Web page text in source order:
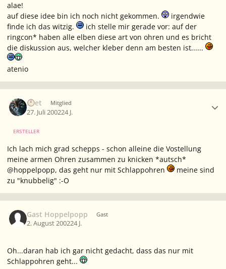
alae!
auf diese idee bin ich noch nicht gekommen.
irgendwie
finde ich das witzig.
ich stelle mir gerade vor: auf der
ringcon* haben alle elben diese art von ohren und es bricht
die diskussion aus, welcher kleber denn am besten ist......
atenio
Aset Mitglied
27. Juli 200224 J.
ERSTELLER
Ich lach mich grad schepps - schon alleine die Vostellung
meine armen Ohren zusammen zu knicken *autsch*
@hoppelpopp, das geht nur mit Schlappohren
meine sind
zu "knubbelig" :-O
Gast Hoppelpopp Gast
2. August 200224 J.
Oh...daran hab ich gar nicht gedacht, dass das nur mit
Schlappohren geht...